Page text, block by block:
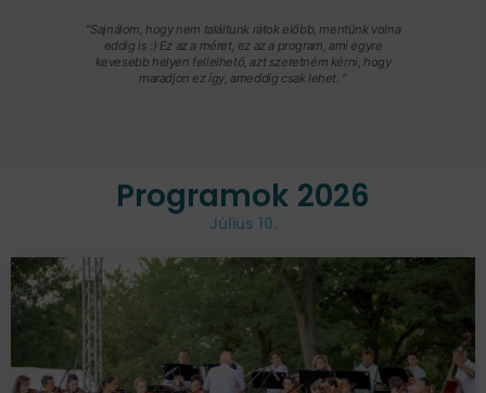
"Sajnálom, hogy nem találtunk rátok előbb, mentünk volna
eddig is :) Ez az a méret, ez az a program, ami egyre
kevesebb helyen fellelhető, azt szeretném kérni, hogy
maradjon ez így, ameddig csak lehet. "
Programok 2026
Július 10.